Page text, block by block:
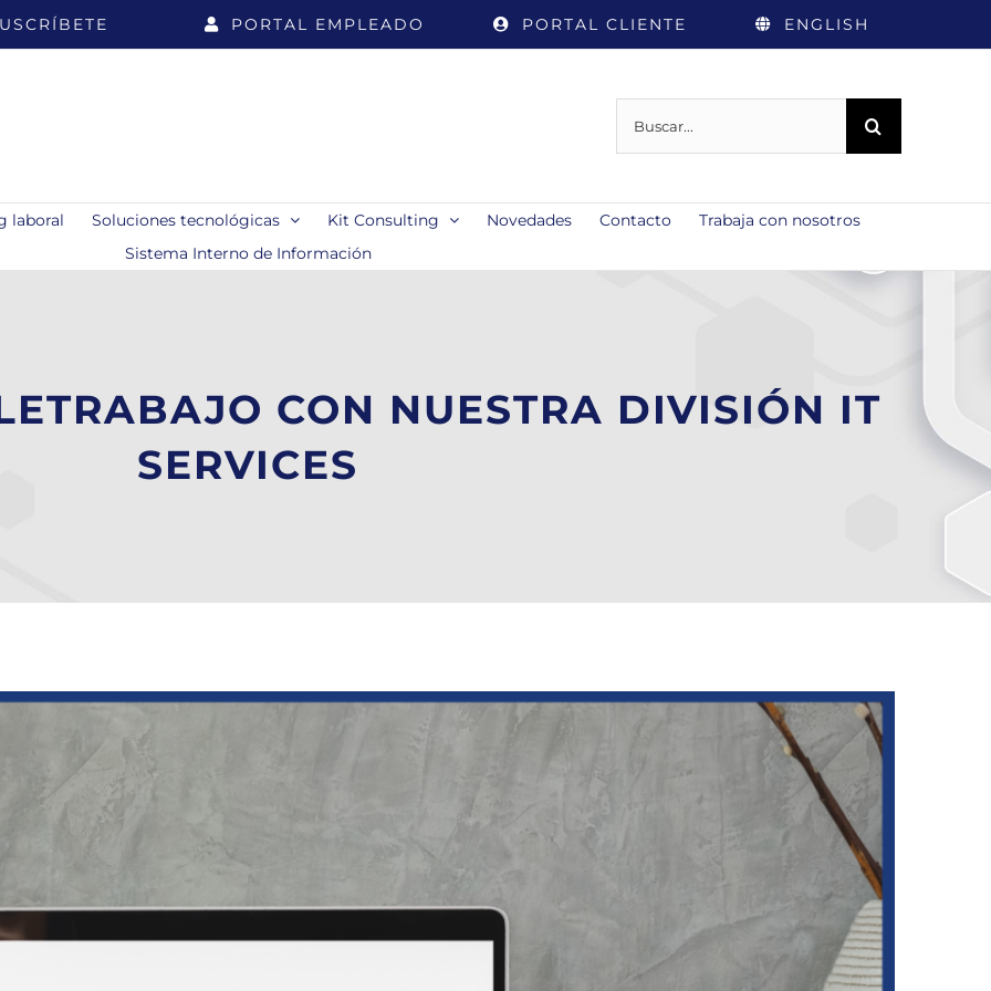
PORTAL EMPLEADO PORTAL CLIENTE ENGLISH
laboral Soluciones tecnológicas Kit Consulting Novedades Contacto
Trabaja con nosotros
Sistema Interno de Información
CON NUESTRA DIVISIÓN IT
SERVICES